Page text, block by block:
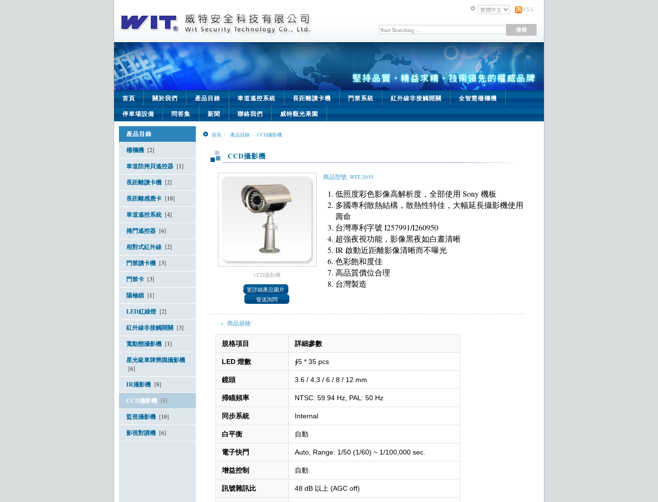
RSS
首頁 關於我們 產品目錄 車道遙控系統 長距離讀卡機 門禁系統 紅外線非接觸開關
全智慧柵欄機
停車場設備
問答集 新聞 聯絡我們 威特觀光果園
產品目錄
柵欄機 [2]
車道防拷貝遙控器 [1]
長距離讀卡機 [2]
長距離感應卡 [10]
車道遙控系統 [4]
捲門遙控器 [6]
相對式紅外線 [2]
門禁讀卡機 [3]
門禁卡 [3]
陽極鎖 [1]
LED紅綠燈 [2]
紅外線非接觸開關 [3]
寬動態攝影機 [1]
星光級車牌辨識攝影機
[6]
IR攝影機 [8]
CCD攝影機 [8]
監視攝影機 [10]
影視對講機 [6]
首頁 - 產品目錄 - CCD攝影機
CCD攝影機
CCD攝影機
商品型號: WIT-2035
低照度彩色影像高解析度，全部使用 Sony 機板
多國專利散熱結構，散熱性特佳，大幅延長攝影機使用
壽命
台灣專利字號 I257991/I260950
超強夜視功能，影像黑夜如白晝清晰
IR 啟動近距離影像清晰而不曝光
色彩飽和度佳
高品質價位合理
台灣製造
» 商品規格:
規格項目 詳細參數
LED 燈數 ∮5 * 35 pcs
鏡頭 3.6 / 4.3 / 6 / 8 / 12 mm
掃瞄頻率 NTSC: 59.94 Hz, PAL: 50 Hz
同步系統 Internal
白平衡 自動
電子快門 Auto, Range: 1/50 (1/60) ~ 1/100,000 sec.
增益控制 自動
訊號雜訊比 48 dB 以上 (AGC off)